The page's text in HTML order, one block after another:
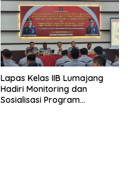
Lapas Kelas IIB Lumajang
Hadiri Monitoring dan
Sosialisasi Program